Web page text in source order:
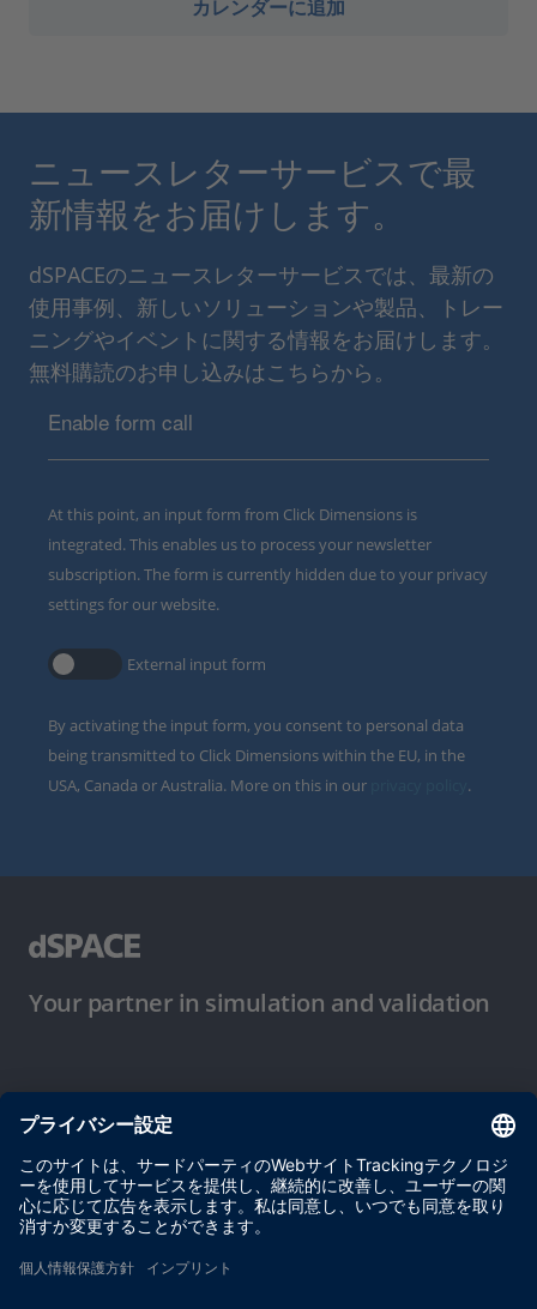
カレンダーに追加
ニュースレターサービスで最
新情報をお届けします。
dSPACEのニュースレターサービスでは、最新の
使用事例、新しいソリューションや製品、トレー
ニングやイベントに関する情報をお届けします。
無料購読のお申し込みはこちらから。
Enable form call
At this point, an input form from Click Dimensions is
integrated. This enables us to process your newsletter
subscription. The form is currently hidden due to your privacy
settings for our website.
External input form
By activating the input form, you consent to personal data
being transmitted to Click Dimensions within the EU, in the
USA, Canada or Australia. More on this in our
.
Your partner in simulation and validation
ご使用条件
プライバシーポリシー
約款
サイト運営会社情報